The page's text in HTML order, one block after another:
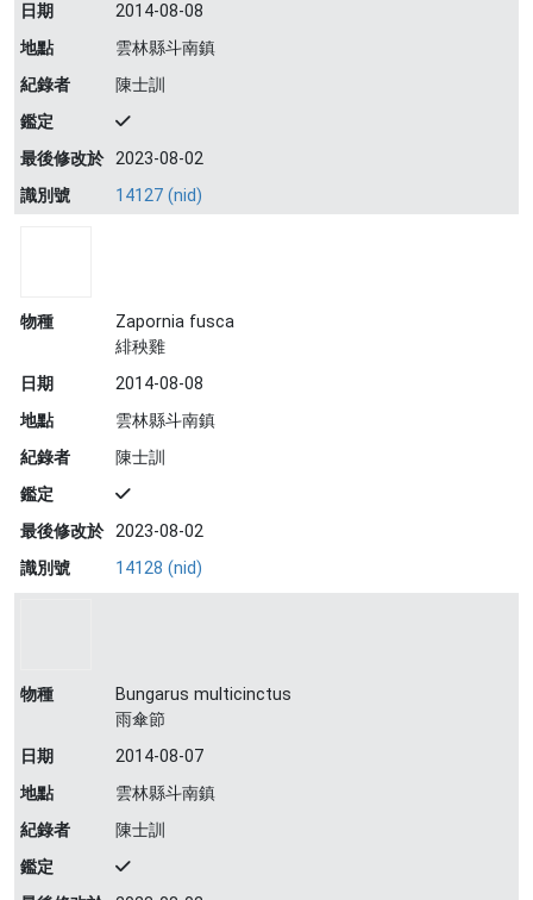
日期
2014-08-08
地點
雲林縣斗南鎮
紀錄者
陳士訓
鑑定
最後修改於 2023-08-02
識別號
14127 (nid)
物種
Zapornia fusca
緋秧雞
日期
2014-08-08
地點
雲林縣斗南鎮
紀錄者
陳士訓
鑑定
最後修改於 2023-08-02
識別號
14128 (nid)
物種
Bungarus multicinctus
雨傘節
日期
2014-08-07
地點
雲林縣斗南鎮
紀錄者
陳士訓
鑑定